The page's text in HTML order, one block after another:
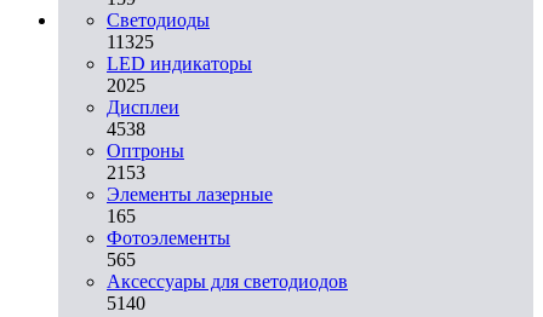
Светодиоды
11325
LED индикаторы
2025
Дисплеи
4538
Оптроны
2153
Элементы лазерные
165
Фотоэлементы
565
Аксессуары для светодиодов
5140